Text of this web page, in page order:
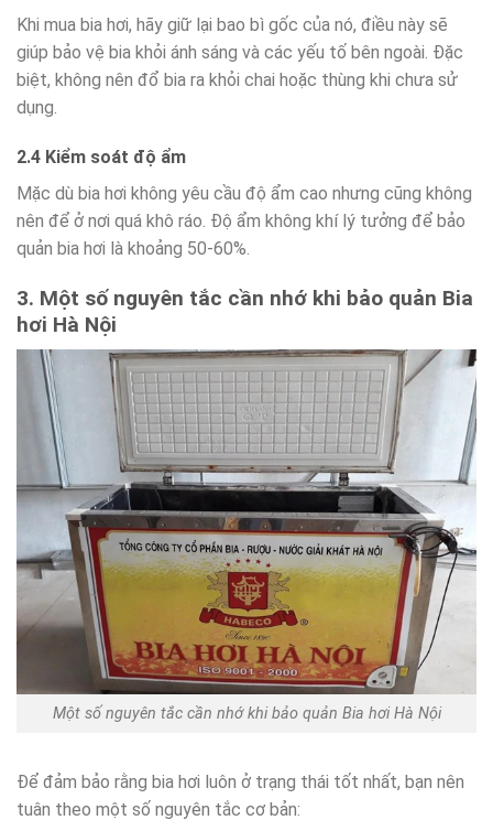
Khi mua bia hơi, hãy giữ lại bao bì gốc của nó, điều này sẽ
giúp bảo vệ bia khỏi ánh sáng và các yếu tố bên ngoài. Đặc
biệt, không nên đổ bia ra khỏi chai hoặc thùng khi chưa sử
dụng.
2.4 Kiểm soát độ ẩm
Mặc dù bia hơi không yêu cầu độ ẩm cao nhưng cũng không
nên để ở nơi quá khô ráo. Độ ẩm không khí lý tưởng để bảo
quản bia hơi là khoảng 50-60%.
3. Một số nguyên tắc cần nhớ khi bảo quản Bia
hơi Hà Nội
Một số nguyên tắc cần nhớ khi bảo quản Bia hơi Hà Nội
Để đảm bảo rằng bia hơi luôn ở trạng thái tốt nhất, bạn nên
tuân theo một số nguyên tắc cơ bản: